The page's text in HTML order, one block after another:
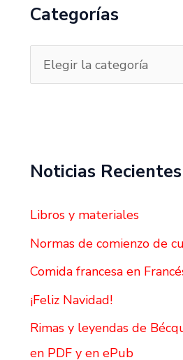
a
o
Categorías
Noticias Recientes
Libros y materiales
Normas de comienzo de
Comida francesa en
¡Feliz Navidad!
Rimas y leyendas de
en PDF y en ePub